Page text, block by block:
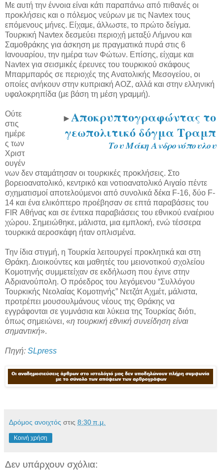
Με αυτή την έννοια είναι κάτι παραπάνω από πιθανές οι
προκλήσεις και ο πόλεμος νεύρων με τις Navtex τους
επόμενους μήνες. Είχαμε, άλλωστε, το πρώτο δείγμα.
Τουρκική Νavtex δεσμεύει περιοχή μεταξύ Λήμνου και
Σαμοθράκης για άσκηση με πραγματικά πυρά στις 6
Ιανουαρίου, την ημέρα των Φώτων. Επίσης, είχαμε και
Navtex για σεισμικές έρευνες του τουρκικού σκάφους
Μπαρμπαρός σε περιοχές της Ανατολικής Μεσογείου, οι
οποίες ανήκουν στην κυπριακή ΑΟΖ, αλλά και στην ελληνική
υφαλοκρηπίδα (με βάση τη μέση γραμμή).
►Αποκρυπτογραφώντας το
γεωπολιτικό δόγμα Τραμπ
Του Μάκη Ανδρονόπουλου
Ούτε
στις
ημέρε
ς των
Χριστ
ουγέν
νων δεν σταμάτησαν οι τουρκικές προκλήσεις. Στο
βορειοανατολικό, κεντρικό και νοτιοανατολικό Αιγαίο πέντε
σχηματισμοί αποτελούμενοι από συνολικά δέκα F-16, δύο F-
14 και ένα ελικόπτερο προέβησαν σε επτά παραβάσεις του
FIR Αθήνας και σε έντεκα παραβιάσεις του εθνικού εναέριου
χώρου. Σημειώθηκε, μάλιστα, μια εμπλοκή, ενώ τέσσερα
τουρκικά αεροσκάφη ήταν οπλισμένα.
Την ίδια στιγμή, η Τουρκία λειτουργεί προκλητικά και στη
Θράκη. Διοικούντες και μαθητές του μειονοτικού σχολείου
Κομοτηνής συμμετείχαν σε εκδήλωση που έγινε στην
Αδριανούπολη. Ο πρόεδρος του λεγόμενου “Συλλόγου
Τουρκικής Νεολαίας Κομοτηνής” Νετζάτ Αχμέτ, μάλιστα,
προτρέπει μουσουλμάνους νέους της Θράκης να
εγγράφονται σε γυμνάσια και λύκεια της Τουρκίας διότι,
όπως σημειώνει, «η τουρκική εθνική συνείδηση είναι
σημαντική».
Πηγή: SLpress
Δρόμος ανοιχτός στις 8:30 π.μ.
Κοινή χρήση
Δεν υπάρχουν σχόλια: